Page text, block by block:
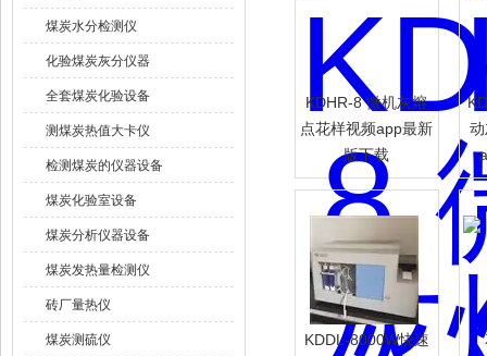
煤炭水分检测仪
化验煤炭灰分仪器
全套煤炭化验设备
测煤炭热值大卡仪
检测煤炭的仪器设备
煤炭化验室设备
煤炭分析仪器设备
煤炭发热量检测仪
砖厂量热仪
煤炭测硫仪
KDHR-8 微机灰熔
点花样视频app最新
版下载
KDDL-8000W快速